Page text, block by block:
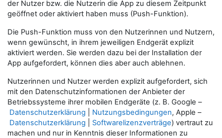
der Nutzer bzw. die Nutzerin die App zu diesem Zeitpunkt
geöffnet oder aktiviert haben muss (Push-Funktion).
Die Push-Funktion muss von den Nutzerinnen und Nutzern,
wenn gewünscht, in ihrem jeweiligen Endgerät explizit
aktiviert werden. Sie werden dazu bei der Installation der
App aufgefordert, können dies aber auch ablehnen.
Nutzerinnen und Nutzer werden explizit aufgefordert, sich
mit den Datenschutzinformationen der Anbieter der
Betriebssysteme ihrer mobilen Endgeräte (z. B. Google –
Datenschutzerklärung
Nutzungsbedingungen, Apple –
Datenschutzerklärung
Softwarelizenzverträge) vertraut zu
machen und nur in Kenntnis dieser Informationen zu